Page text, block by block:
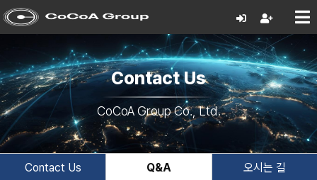
Contact Us
CoCoA Group Co., Ltd.
Contact Us Q&A 오시는 길